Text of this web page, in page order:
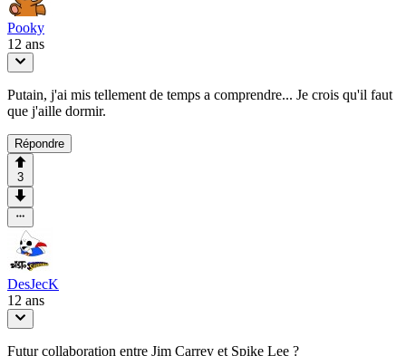
Pooky
12 ans
Putain, j'ai mis tellement de temps a comprendre... Je crois qu'il faut
que j'aille dormir.
Répondre
3
DesJecK
12 ans
Futur collaboration entre Jim Carrey et Spike Lee ?